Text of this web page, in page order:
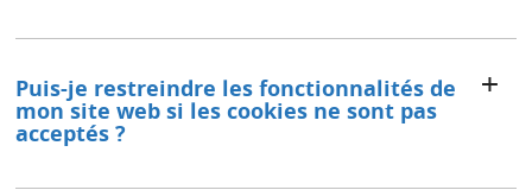
Puis-je restreindre les fonctionnalités de
mon site web si les cookies ne sont pas
acceptés ?